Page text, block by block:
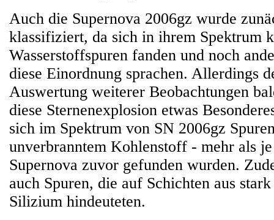
Auch die Supernova 2006gz wurde
klassifiziert, da sich in ihrem Spektrum
Wasserstoffspuren fanden und noch
diese Einordnung sprachen. Allerdings
Auswertung weiterer Beobachtungen
diese Sternenexplosion etwas
sich im Spektrum von SN 2006gz
unverbranntem Kohlenstoff - mehr als
Supernova zuvor gefunden wurden.
auch Spuren, die auf Schichten aus
Silizium hindeuteten.